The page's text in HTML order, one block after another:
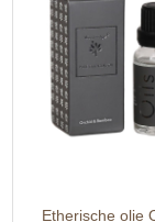
Etherische olie